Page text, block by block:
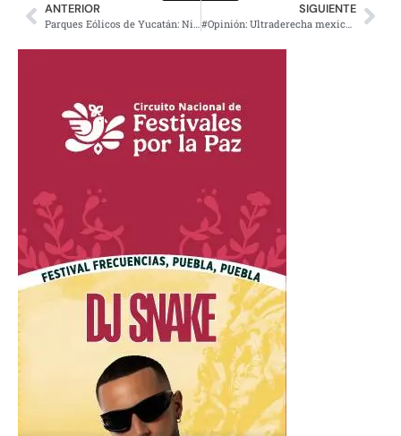
ANTERIOR
Parques Eólicos de Yucatán: Ni tan verdes y solo benefician a las empresas privadas
SIGUIENTE
#Opinión: Ultraderecha mexicana – Parte III